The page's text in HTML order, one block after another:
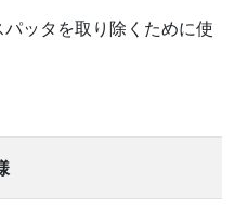
ッタを取り除くために使